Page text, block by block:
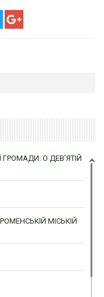
О ДЕВ’ЯТІЙ
МІСЬКІЙ